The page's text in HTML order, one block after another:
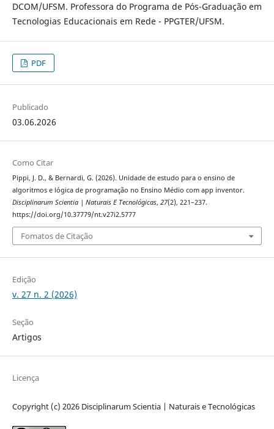
DCOM/UFSM. Professora do Programa de Pós-Graduação em
Tecnologias Educacionais em Rede - PPGTER/UFSM.
PDF
Publicado
03.06.2026
Como Citar
Pippi, J. D., & Bernardi, G. (2026). Unidade de estudo para o ensino de
algoritmos e lógica de programação no Ensino Médio com app inventor.
Disciplinarum Scientia | Naturais E Tecnológicas, 27(2), 221–237.
https://doi.org/10.37779/nt.v27i2.5777
Fomatos de Citação
Edição
v. 27 n. 2 (2026)
Seção
Artigos
Licença
Copyright (c) 2026 Disciplinarum Scientia | Naturais e Tecnológicas